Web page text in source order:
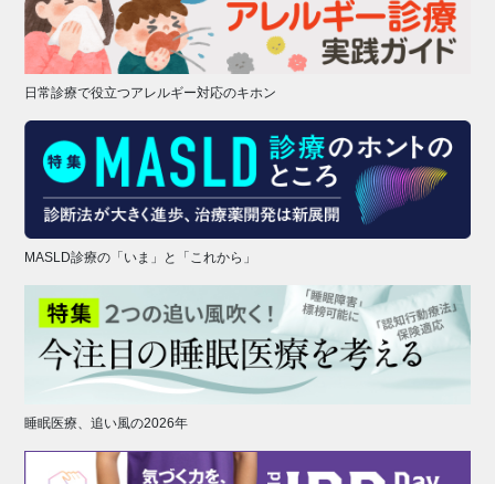
日常診療で役立つアレルギー対応のキホン
MASLD診療の「いま」と「これから」
睡眠医療、追い風の2026年